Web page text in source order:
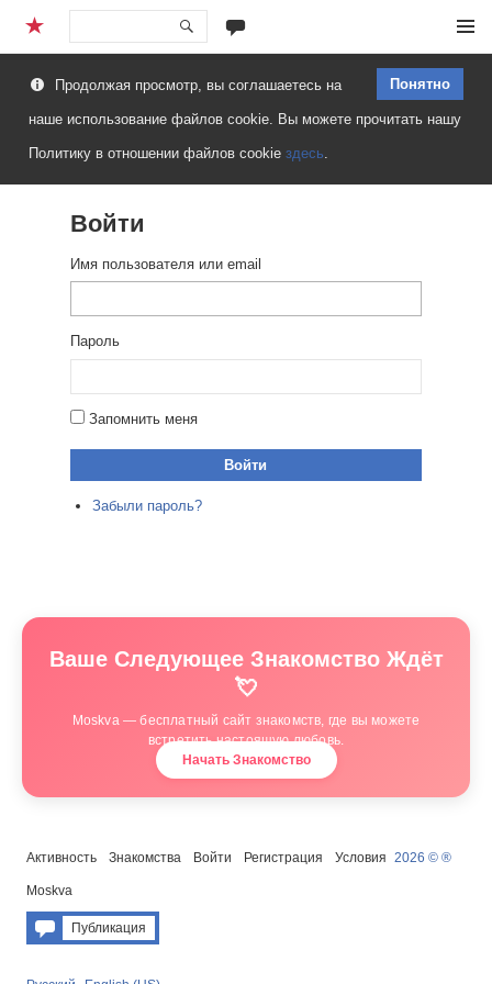
Перейти
содержимому
Понятно
Продолжая просмотр, вы соглашаетесь на
наше использование файлов cookie. Вы можете прочитать нашу
Политику в отношении файлов cookie здесь.
Войти
Имя пользователя или email
Пароль
Запомнить меня
Войти
Забыли пароль?
Ваше Следующее Знакомство Ждёт
💘
Moskva — бесплатный сайт знакомств, где вы можете
встретить настоящую любовь.
Начать Знакомство
Активность Знакомства Войти Регистрация Условия 2026 © ®
Moskva
Публикация